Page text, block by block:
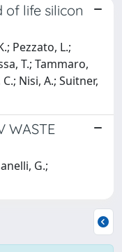
life silicon
Pezzato, L.;
T.; Tammaro,
Nisi, A.; Suitner,
WASTE
G.;